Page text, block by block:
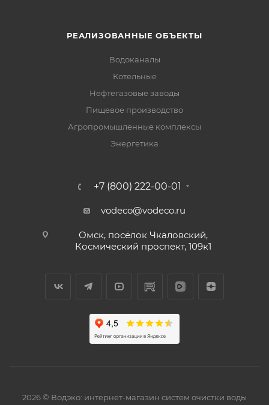
РЕАЛИЗОВАННЫЕ ОБЪЕКТЫ
Водоканалы
Котельные
Нефтегазовые заводы
Пищевое производство
Агропромышленные комплексы
Энергетика
+7 (800) 222-00-01
vodeco@vodeco.ru
Омск, посёлок Чкаловский,
Космический проспект, 109к1
2026 © Водэко: интернет-магазин систем очистки воды